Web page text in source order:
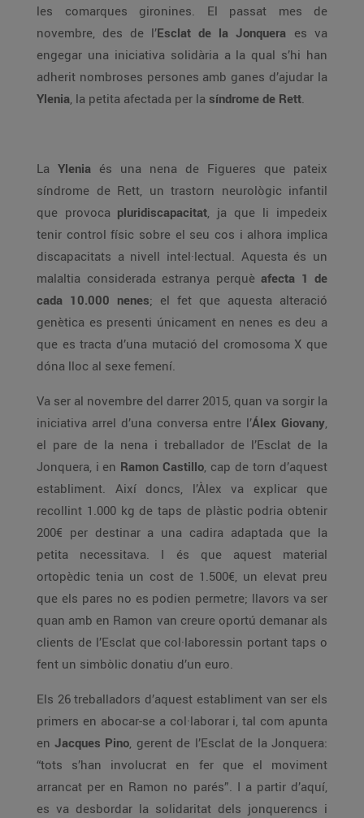
les comarques gironines. El passat mes de
novembre, des de l’Esclat de la Jonquera es va
engegar una iniciativa solidària a la qual s’hi han
adherit nombroses persones amb ganes d’ajudar la
Ylenia , la petita afectada per la síndrome de Rett
La Ylenia és una nena de Figueres que pateix
síndrome de Rett, un trastorn neurològic infantil
que provoca pluridiscapacitat , ja que li impedeix
tenir control físic sobre el seu cos i alhora implica
discapacitats a nivell intel·lectual. Aquesta és un
malaltia considerada estranya perquè afecta 1 de
cada 10.000 nenes; el fet que aquesta alteració
genètica es presenti únicament en nenes es deu a
que es tracta d’una mutació del cromosoma X que
dóna lloc al sexe femení.
Va ser al novembre del darrer 2015, quan va sorgir la
iniciativa arrel d’una conversa entre l’Álex Giovany
el pare de la nena i treballador de l’Esclat de la
Jonquera, i en Ramon Castillo , cap de torn d’aquest
establiment. Així doncs, l’Àlex va explicar que
recollint 1.000 kg de taps de plàstic podria obtenir
200€ per destinar a una cadira adaptada que la
petita necessitava. I és que aquest material
ortopèdic tenia un cost de 1.500€, un elevat preu
que els pares no es podien permetre; llavors va ser
quan amb en Ramon van creure oportú demanar als
clients de l’Esclat que col·laboressin portant taps o
fent un simbòlic donatiu d’un euro.
Els 26 treballadors d’aquest establiment van ser els
primers en abocar-se a col·laborar i, tal com apunta
en Jacques Pino , gerent de l’Esclat de la Jonquera:
“tots s’han involucrat en fer que el moviment
arrancat per en Ramon no parés”. I a partir d’aquí,
es va desbordar la solidaritat dels jonquerencs i